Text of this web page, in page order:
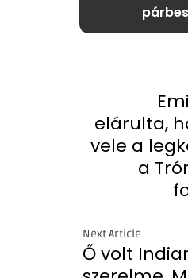
elárulta,
vele a
a
Next Article
Ő volt